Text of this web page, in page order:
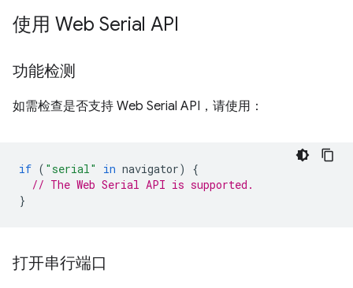
使用 Web Serial API
功能检测
如需检查是否支持 Web Serial API，请使用：
if ( "serial" in navigator)
{
// The Web Serial API is supported.
}
打开串行端口